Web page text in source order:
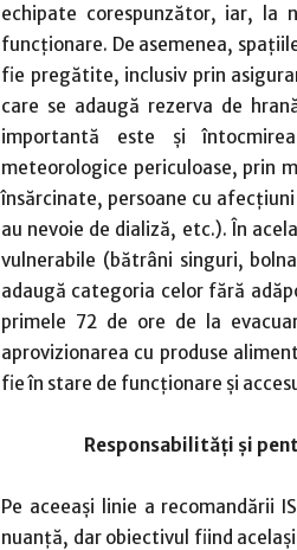
echipate corespunzător, iar, la
funcţionare. De asemenea,
fie pregătite, inclusiv prin
care se adaugă rezerva de
importantă este şi
meteorologice periculoase, prin
însărcinate, persoane cu
au nevoie de dializă, etc.). În
vulnerabile (bătrâni singuri,
adaugă categoria celor fără
primele 72 de ore de la
aprovizionarea cu produse
fie în stare de funcţionare şi
Responsabilităţi şi
Pe aceeaşi linie a recomandării
nuanţă, dar obiectivul fiind